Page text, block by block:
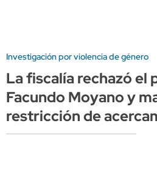
Investigación por violencia de género
La fiscalía rechazó el
Facundo Moyano y
restricción de